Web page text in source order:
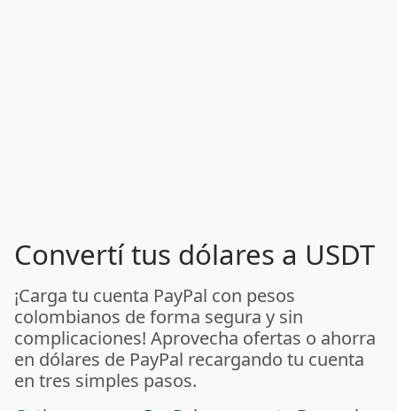
Convertí tus dólares a USDT
¡Carga tu cuenta PayPal con pesos
colombianos de forma segura y sin
complicaciones! Aprovecha ofertas o ahorra
en dólares de PayPal recargando tu cuenta
en tres simples pasos.